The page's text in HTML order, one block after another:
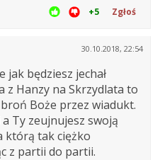
+5 Zgłoś
30.10.2018, 22:54
jak będziesz jechał
z Hanzy na Skrzydlata to
Boże przez wiadukt.
Ty zeujnujesz swoją
którą tak ciężko
z partii do partii.